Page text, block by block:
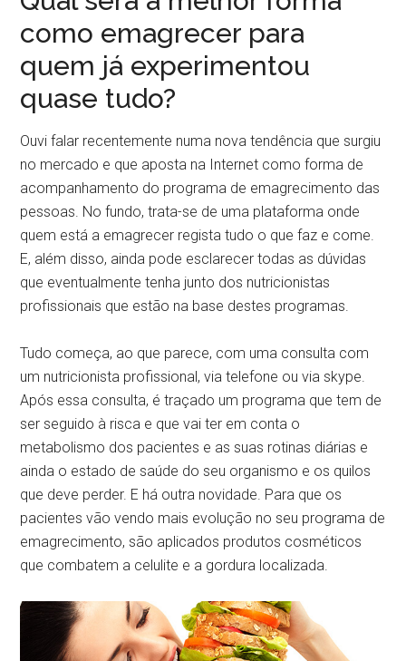
como emagrecer para
quem já experimentou
quase tudo?
Ouvi falar recentemente numa nova tendência que surgiu
no mercado e que aposta na Internet como forma de
acompanhamento do programa de emagrecimento das
pessoas. No fundo, trata-se de uma plataforma onde
quem está a emagrecer regista tudo o que faz e come.
E, além disso, ainda pode esclarecer todas as dúvidas
que eventualmente tenha junto dos nutricionistas
profissionais que estão na base destes programas.
Tudo começa, ao que parece, com uma consulta com
um nutricionista profissional, via telefone ou via skype.
Após essa consulta, é traçado um programa que tem de
ser seguido à risca e que vai ter em conta o
metabolismo dos pacientes e as suas rotinas diárias e
ainda o estado de saúde do seu organismo e os quilos
que deve perder. E há outra novidade. Para que os
pacientes vão vendo mais evolução no seu programa de
emagrecimento, são aplicados produtos cosméticos
que combatem a celulite e a gordura localizada.